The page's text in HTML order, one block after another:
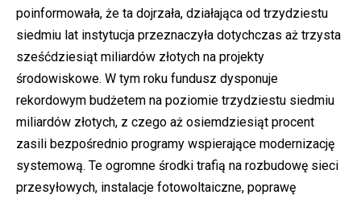
poinformowała, że ta dojrzała, działająca od trzydziestu
siedmiu lat instytucja przeznaczyła dotychczas aż trzysta
sześćdziesiąt miliardów złotych na projekty
środowiskowe. W tym roku fundusz dysponuje
rekordowym budżetem na poziomie trzydziestu siedmiu
miliardów złotych, z czego aż osiemdziesiąt procent
zasili bezpośrednio programy wspierające modernizację
systemową. Te ogromne środki trafią na rozbudowę sieci
przesyłowych, instalacje fotowoltaiczne, poprawę